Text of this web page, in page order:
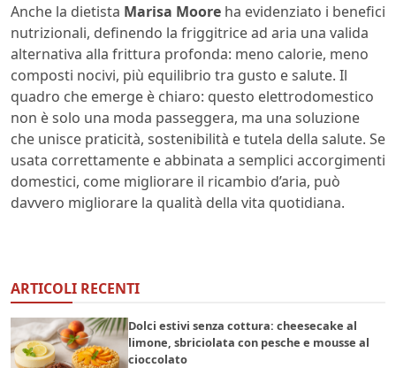
Anche la dietista Marisa Moore ha evidenziato i benefici
nutrizionali, definendo la friggitrice ad aria una valida
alternativa alla frittura profonda: meno calorie, meno
composti nocivi, più equilibrio tra gusto e salute. Il
quadro che emerge è chiaro: questo elettrodomestico
non è solo una moda passeggera, ma una soluzione
che unisce praticità, sostenibilità e tutela della salute. Se
usata correttamente e abbinata a semplici accorgimenti
domestici, come migliorare il ricambio d’aria, può
davvero migliorare la qualità della vita quotidiana.
ARTICOLI RECENTI
Dolci estivi senza cottura: cheesecake al
limone, sbriciolata con pesche e mousse al
cioccolato